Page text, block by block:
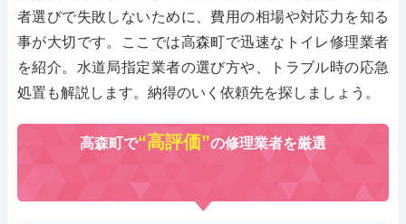
者選びで失敗しないために、費用の相場や対応力を知る
事が大切です。ここでは高森町で迅速なトイレ修理業者
を紹介。水道局指定業者の選び方や、トラブル時の応急
処置も解説します。納得のいく依頼先を探しましょう。
高森町で“高評価”の修理業者を厳選